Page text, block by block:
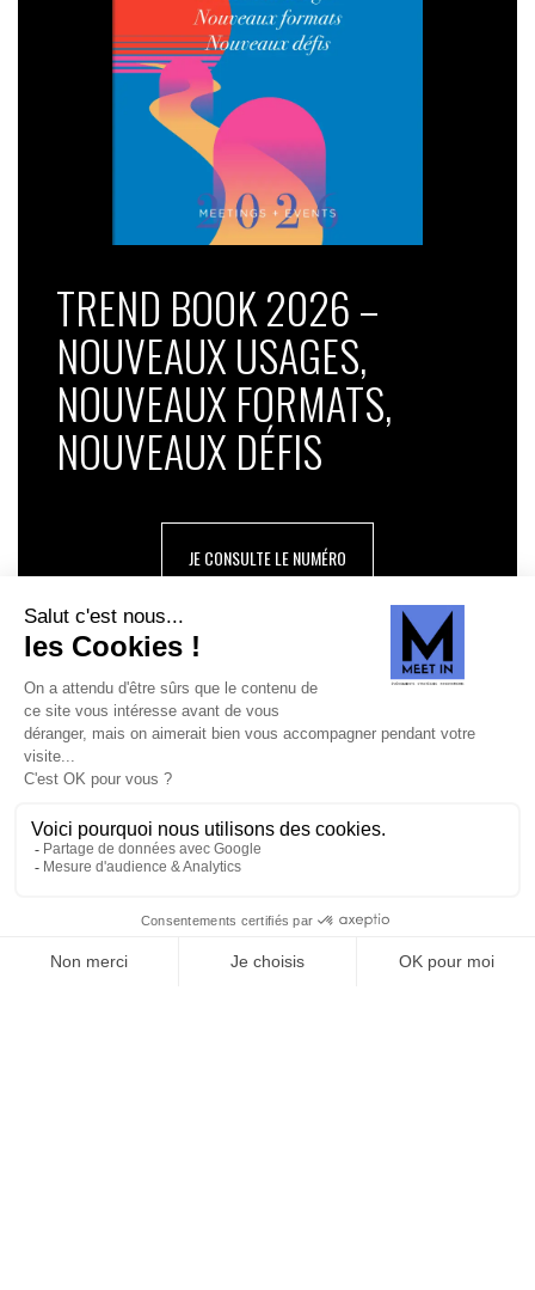
TREND BOOK 2026 –
NOUVEAUX USAGES,
NOUVEAUX FORMATS,
NOUVEAUX DÉFIS
JE CONSULTE LE NUMÉRO
SUIVEZ-NOUS